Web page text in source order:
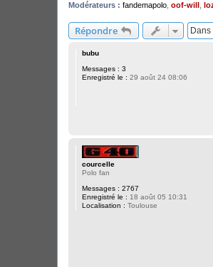
Modérateurs : fandemapolo oof-will
Répondre
bubu
Messages : 3
Enregistré le : 29 août 24 08:06
courcelle
Polo fan
Messages : 2767
Enregistré le : 18 août 05 10:31
Localisation : Toulouse